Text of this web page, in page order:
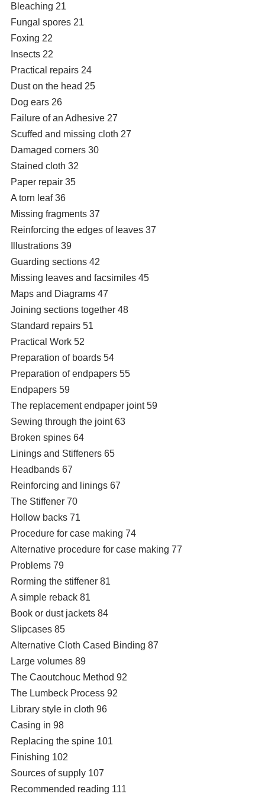
Bleaching 21
Fungal spores 21
Foxing 22
Insects 22
Practical repairs 24
Dust on the head 25
Dog ears 26
Failure of an Adhesive 27
Scuffed and missing cloth 27
Damaged corners 30
Stained cloth 32
Paper repair 35
A torn leaf 36
Missing fragments 37
Reinforcing the edges of leaves 37
Illustrations 39
Guarding sections 42
Missing leaves and facsimiles 45
Maps and Diagrams 47
Joining sections together 48
Standard repairs 51
Practical Work 52
Preparation of boards 54
Preparation of endpapers 55
Endpapers 59
The replacement endpaper joint 59
Sewing through the joint 63
Broken spines 64
Linings and Stiffeners 65
Headbands 67
Reinforcing and linings 67
The Stiffener 70
Hollow backs 71
Procedure for case making 74
Alternative procedure for case making 77
Problems 79
Rorming the stiffener 81
A simple reback 81
Book or dust jackets 84
Slipcases 85
Alternative Cloth Cased Binding 87
Large volumes 89
The Caoutchouc Method 92
The Lumbeck Process 92
Library style in cloth 96
Casing in 98
Replacing the spine 101
Finishing 102
Sources of supply 107
Recommended reading 111